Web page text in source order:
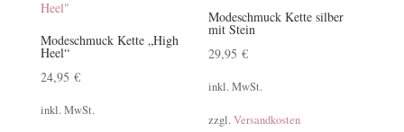
Modeschmuck Kette „High
Heel“
24,95 €
inkl. MwSt.
Modeschmuck Kette silber
mit Stein
29,95€
inkl. MwSt.
zzgl.Versandkosten